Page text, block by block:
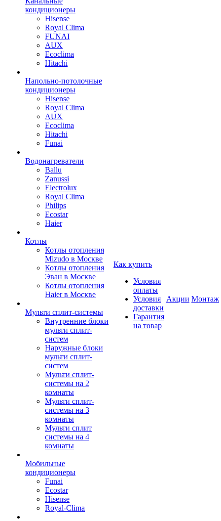
кондиционеры
Hisense
Royal Clima
FUNAI
AUX
Ecoclima
Hitachi
Напольно-потолочные
кондиционеры
Hisense
Royal Clima
AUX
Ecoclima
Hitachi
Funai
Водонагреватели
Ballu
Zanussi
Electrolux
Royal Clima
Philips
Ecostar
Haier
Котлы
Котлы отопления
Mizudo в Москве
Котлы отопления
Эван в Москве
Котлы отопления
Haier в Москве
Мульти сплит-системы
Внутренние блоки
мульти сплит-
систем
Наружные блоки
мульти сплит-
систем
Мульти сплит-
системы на 2
комнаты
Мульти сплит-
системы на 3
комнаты
Мульти сплит
системы на 4
комнаты
Мобильные
кондиционеры
Funai
Ecostar
Hisense
Royal-Clima
Как купить
Условия
оплаты
Условия
доставки
Гарантия
на товар
Акции Монтаж